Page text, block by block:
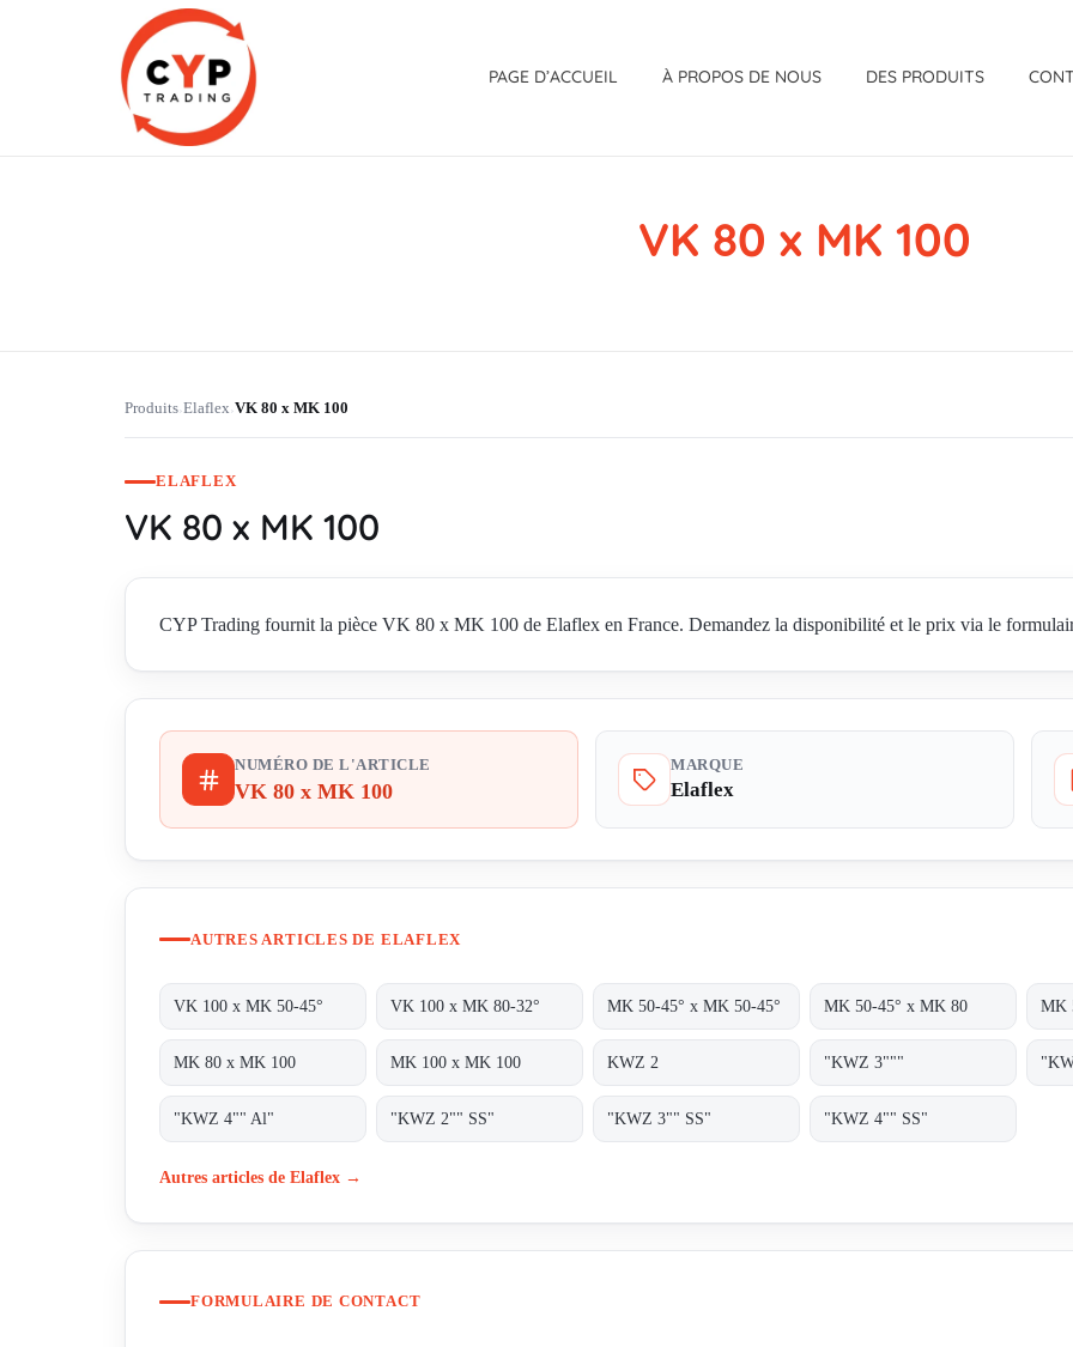
PAGE D’ACCUEIL À PROPOS DE NOUS DES PRODUITS
VK 80 x MK 100
Produits›Elaflex›VK 80 x MK 100
ELAFLEX
VK 80 x MK 100
CYP Trading fournit la pièce VK 80 x MK 100 de Elaflex en France. Demandez la disponibilité et le prix via le
NUMÉRO DE L'ARTICLE
VK 80 x MK 100
MARQUE
Elaflex
AUTRES ARTICLES DE ELAFLEX
VK 100 x MK 50-45° VK 100 x MK 80-32° MK 50-45° x MK 50-45° MK 50-45° x MK 80 MK
MK 80 x MK 100 MK 100 x MK 100 KWZ 2 "KWZ 3"""
"KWZ 4"" Al" "KWZ 2"" SS" "KWZ 3"" SS" "KWZ 4"" SS"
Autres articles de Elaflex →
FORMULAIRE DE CONTACT